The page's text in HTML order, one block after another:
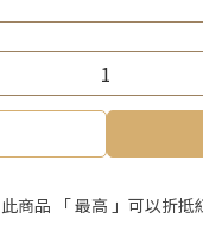
此商品 「 最高 」可以折抵